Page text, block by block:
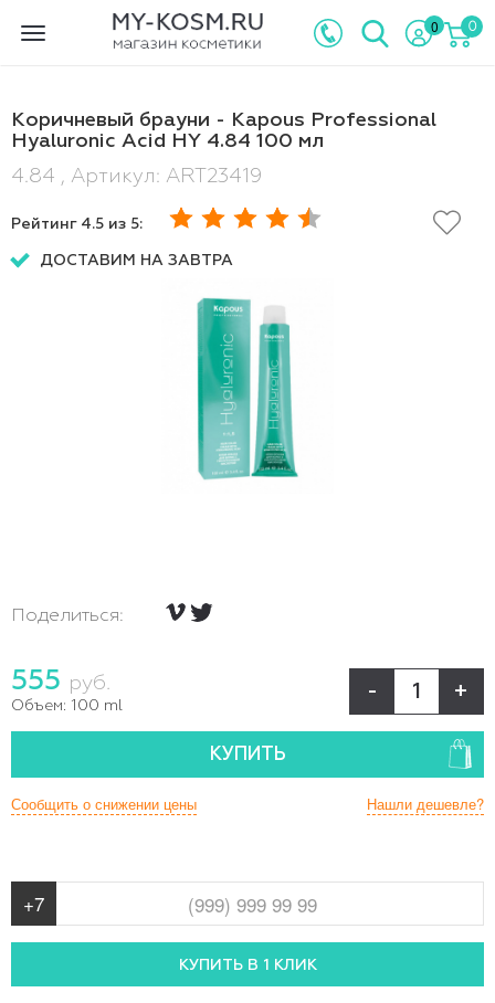
Toggle
0 0
Коричневый брауни - Kapous Professional
Hyaluronic Acid HY 4.84 100 мл
4.84 , Артикул: ART23419
Рейтинг 4.5 из 5:
ДОСТАВИМ НА ЗАВТРА
Поделиться:
555 руб.
Объем: 100 ml
- +
КУПИТЬ
Нашли дешевле?
Сообщить о снижении цены